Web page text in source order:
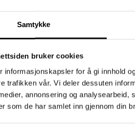
Samtykke
bruker cookies
informasjonskapsler for å gi innhold
trafikken vår. Vi deler dessuten
annonsering og analysearbeid,
som de har samlet inn gjennom din